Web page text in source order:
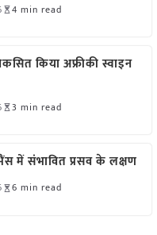
4 min read
किया अफ्रीकी स्वाइन
3 min read
में संभावित प्रसव के लक्षण
6 min read